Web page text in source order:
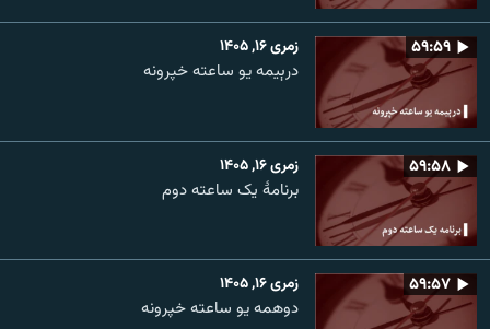
۵۹:۵۹ زمری ۱۶, ۱۴۰۵
درېیمه یو ساعته خپرونه
۵۹:۵۸ زمری ۱۶, ۱۴۰۵
برنامۀ یک ساعته دوم
۵۹:۵۷ زمری ۱۶, ۱۴۰۵
دوهمه یو ساعته خپرونه